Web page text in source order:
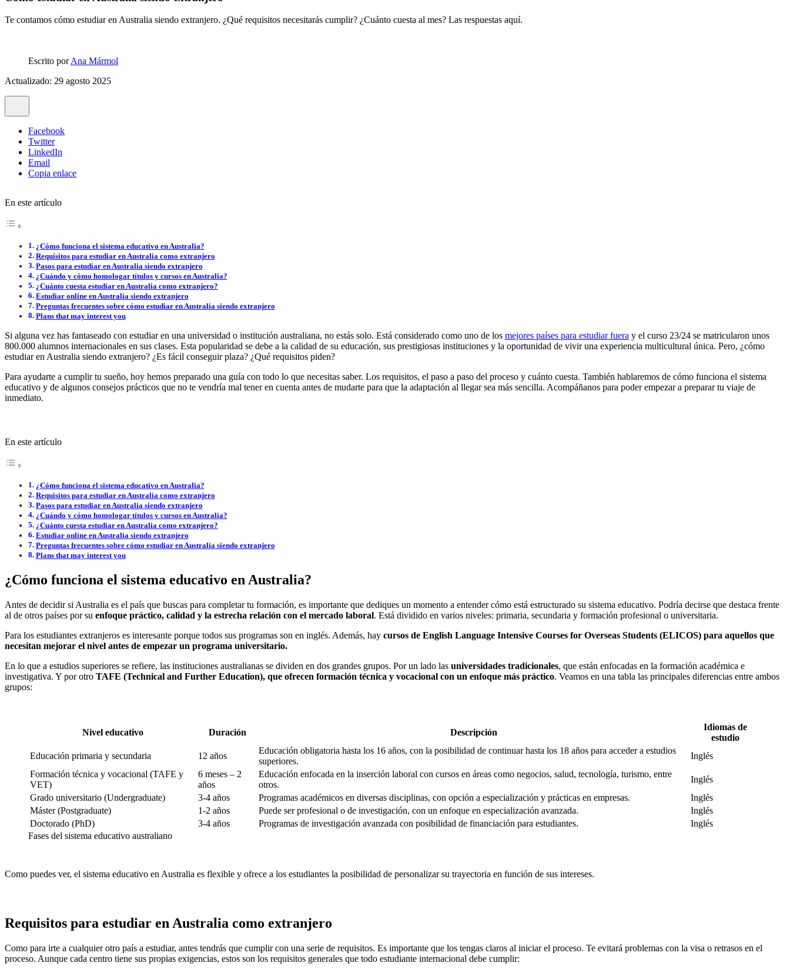
Te contamos cómo estudiar en Australia siendo extranjero. ¿Qué requisitos necesitarás cumplir? ¿Cuánto cuesta al mes? Las respuestas aquí.
Escrito porAna Mármol
Actualizado: 29 agosto 2025
Facebook
Twitter
LinkedIn
Email
Copia enlace
En este artículo
¿Cómo funciona el sistema educativo en Australia?
Requisitos para estudiar en Australia como extranjero
Pasos para estudiar en Australia siendo extranjero
¿Cuándo y cómo homologar títulos y cursos en Australia?
¿Cuánto cuesta estudiar en Australia como extranjero?
Estudiar online en Australia siendo extranjero
Preguntas frecuentes sobre cómo estudiar en Australia siendo extranjero
Plans that may interest you
Si alguna vez has fantaseado con estudiar en una universidad o institución australiana, no estás solo. Está considerado como uno de los mejores países para estudiar fuera y el curso 23/24 se matricularon unos
800.000 alumnos internacionales en sus clases. Esta popularidad se debe a la calidad de su educación, sus prestigiosas instituciones y la oportunidad de vivir una experiencia multicultural única. Pero, ¿cómo
estudiar en Australia siendo extranjero? ¿Es fácil conseguir plaza? ¿Qué requisitos piden?
Para ayudarte a cumplir tu sueño, hoy hemos preparado una guía con todo lo que necesitas saber. Los requisitos, el paso a paso del proceso y cuánto cuesta. También hablaremos de cómo funciona el sistema
educativo y de algunos consejos prácticos que no te vendría mal tener en cuenta antes de mudarte para que la adaptación al llegar sea más sencilla. Acompáñanos para poder empezar a preparar tu viaje de
inmediato.
En este artículo
¿Cómo funciona el sistema educativo en Australia?
Requisitos para estudiar en Australia como extranjero
Pasos para estudiar en Australia siendo extranjero
¿Cuándo y cómo homologar títulos y cursos en Australia?
¿Cuánto cuesta estudiar en Australia como extranjero?
Estudiar online en Australia siendo extranjero
Preguntas frecuentes sobre cómo estudiar en Australia siendo extranjero
Plans that may interest you
¿Cómo funciona el sistema educativo en Australia?
Antes de decidir si Australia es el país que buscas para completar tu formación, es importante que dediques un momento a entender cómo está estructurado su sistema educativo. Podría decirse que destaca frente
al de otros países por su enfoque práctico, calidad y la estrecha relación con el mercado laboral. Está dividido en varios niveles: primaria, secundaria y formación profesional o universitaria.
Para los estudiantes extranjeros es interesante porque todos sus programas son en inglés. Además, hay cursos de English Language Intensive Courses for Overseas Students (ELICOS) para aquellos que
necesitan mejorar el nivel antes de empezar un programa universitario.
En lo que a estudios superiores se refiere, las instituciones australianas se dividen en dos grandes grupos. Por un lado las universidades tradicionales, que están enfocadas en la formación académica e
investigativa. Y por otro TAFE (Technical and Further Education), que ofrecen formación técnica y vocacional con un enfoque más práctico. Veamos en una tabla las principales diferencias entre ambos
grupos:
Nivel educativo Duración Descripción
Idiomas de
estudio
Educación primaria y secundaria
12 años
Educación obligatoria hasta los 16 años, con la posibilidad de continuar hasta los 18 años para acceder a estudios
superiores.
Inglés
Formación técnica y vocacional (TAFE y
VET)
6 meses – 2
años
Educación enfocada en la inserción laboral con cursos en áreas como negocios, salud, tecnología, turismo, entre
otros.
Inglés
Grado universitario (Undergraduate)
3-4 años Programas académicos en diversas disciplinas, con opción a especialización y prácticas en empresas.
Inglés
Máster (Postgraduate)
1-2 años Puede ser profesional o de investigación, con un enfoque en especialización avanzada.
Inglés
Doctorado (PhD)
3-4 años Programas de investigación avanzada con posibilidad de financiación para estudiantes.
Inglés
Fases del sistema educativo australiano
Como puedes ver, el sistema educativo en Australia es flexible y ofrece a los estudiantes la posibilidad de personalizar su trayectoria en función de sus intereses.
Requisitos para estudiar en Australia como extranjero
Como para irte a cualquier otro país a estudiar, antes tendrás que cumplir con una serie de requisitos. Es importante que los tengas claros al iniciar el proceso. Te evitará problemas con la visa o retrasos en el
proceso. Aunque cada centro tiene sus propias exigencias, estos son los requisitos generales que todo estudiante internacional debe cumplir: